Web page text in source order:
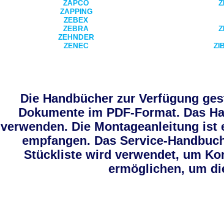
ZAPCO
ZAPPING
ZEBEX
ZEBRA
ZEHNDER
ZENEC
Die Handbücher zur Verfügung
Dokumente im PDF-Format. Das
verwenden. Die Montageanleitung
empfangen. Das Service-
Stückliste wird verwendet, um
ermöglichen, um